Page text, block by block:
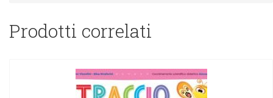
Prodotti correlati